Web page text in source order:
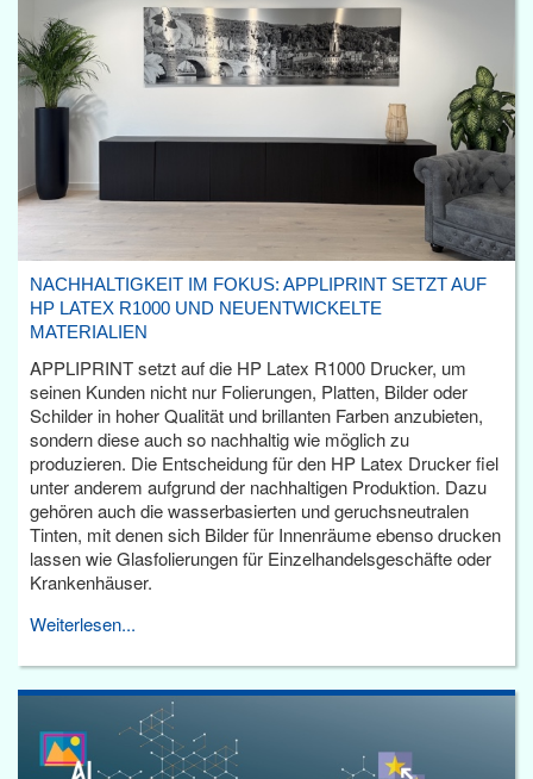
NACHHALTIGKEIT IM FOKUS: APPLIPRINT SETZT AUF
HP LATEX R1000 UND NEUENTWICKELTE
MATERIALIEN
APPLIPRINT setzt auf die HP Latex R1000 Drucker, um
seinen Kunden nicht nur Folierungen, Platten, Bilder oder
Schilder in hoher Qualität und brillanten Farben anzubieten,
sondern diese auch so nachhaltig wie möglich zu
produzieren. Die Entscheidung für den HP Latex Drucker fiel
unter anderem aufgrund der nachhaltigen Produktion. Dazu
gehören auch die wasserbasierten und geruchsneutralen
Tinten, mit denen sich Bilder für Innenräume ebenso drucken
lassen wie Glasfolierungen für Einzelhandelsgeschäfte oder
Krankenhäuser.
Weiterlesen...